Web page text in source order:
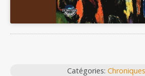
Catégories: Chroniques